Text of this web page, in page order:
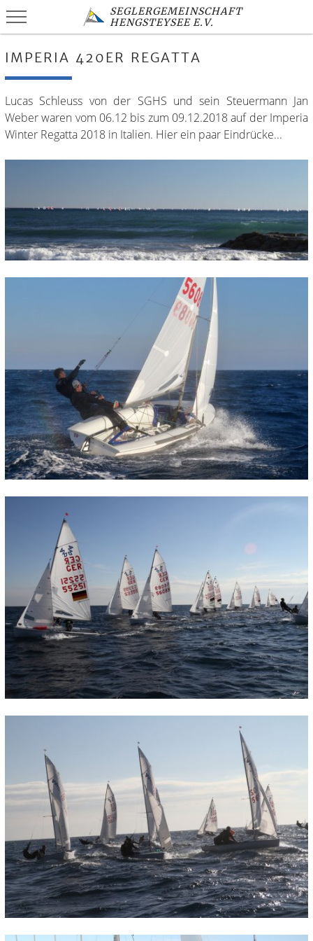
SEGLERGEMEINSCHAFT
HENGSTEYSEE E.V.
IMPERIA 420ER REGATTA
Lucas Schleuss von der SGHS und sein Steuermann Jan
Weber waren vom 06.12 bis zum 09.12.2018 auf der Imperia
Winter Regatta 2018 in Italien. Hier ein paar Eindrücke...